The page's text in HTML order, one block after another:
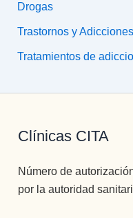
Drogas
Trastornos y Adicciones
Tratamientos de
Clínicas CITA
Número de
por la autoridad